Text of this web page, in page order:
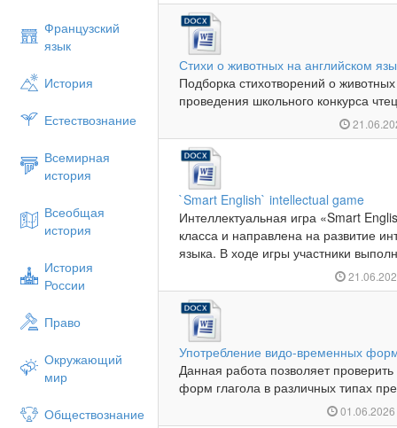
Французский
язык
История
Естествознание
Всемирная
история
Всеобщая
история
История
России
Право
Окружающий
мир
Обществознание
Стихи о животных на английском
Подборка стихотворений о
проведения школьного конкурса
`Smart English` intellectual game
Интеллектуальная игра «Smart
класса и направлена на развитие
языка. В ходе игры участники
Употребление видо-временных
Данная работа позволяет
форм глагола в различных типах